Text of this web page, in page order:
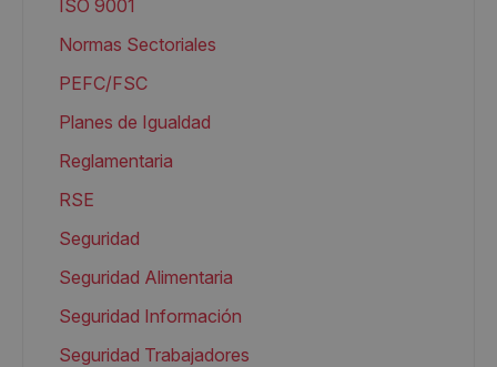
ISO 9001
Normas Sectoriales
PEFC/FSC
Planes de Igualdad
Reglamentaria
RSE
Seguridad
Seguridad Alimentaria
Seguridad Información
Seguridad Trabajadores